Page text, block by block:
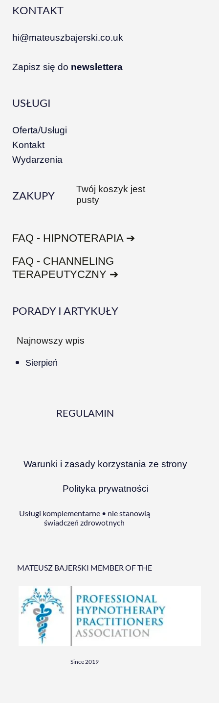
KONTAKT
hi@mateuszbajerski.co.uk
Zapisz się do newslettera
USŁUGI
Oferta/Usługi
Kontakt
Wydarzenia
ZAKUPY
Twój koszyk jest
pusty
FAQ - HIPNOTERAPIA ➔
FAQ - CHANNELING
TERAPEUTYCZNY ➔
PORADY I ARTYKUŁY
Najnowszy wpis
Sierpień
REGULAMIN
Warunki i zasady korzystania ze strony
Polityka prywatności
Usługi komplementarne • nie stanowią
świadczeń zdrowotnych
MATEUSZ BAJERSKI MEMBER OF THE
Since 2019